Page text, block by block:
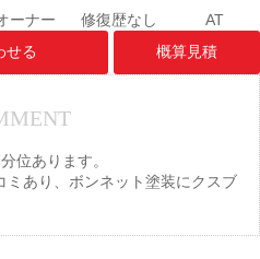
ーナー 修復歴なし
AT
せる
概算見積
位あります。
あり、ボンネット塗装にクスブ